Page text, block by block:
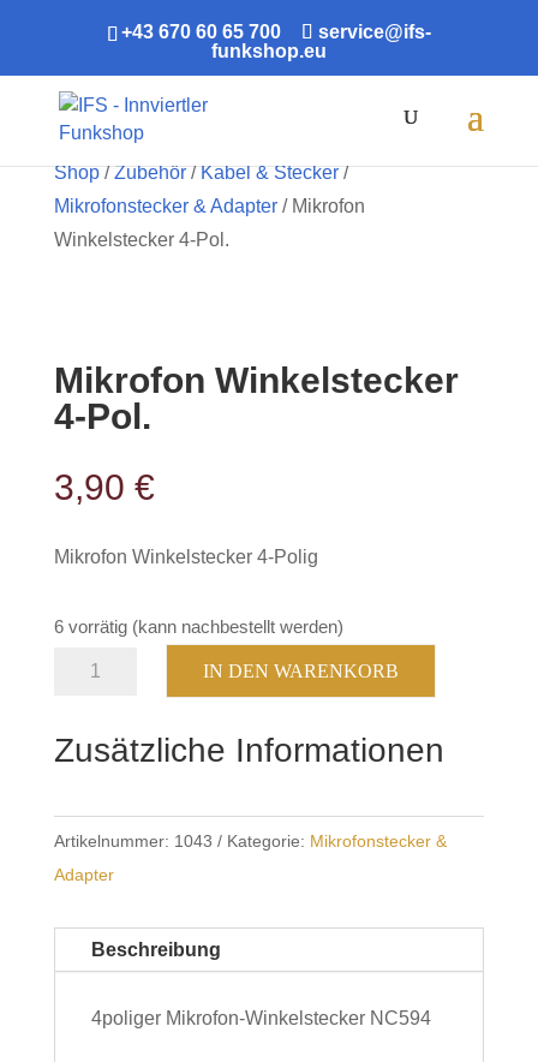
+43 670 60 65 700
service@ifs-
funkshop.eu
Shop/Zubehör/Kabel & Stecker/
Mikrofonstecker & Adapter/ Mikrofon
Winkelstecker 4-Pol.
Mikrofon Winkelstecker
4-Pol.
3,90 €
Mikrofon Winkelstecker 4-Polig
6 vorrätig (kann nachbestellt werden)
Mikrofon
Winkelstecker
Pol.
IN DEN WARENKORB
Zusätzliche Informationen
Artikelnummer: 1043 Kategorie: Mikrofonstecker &
Adapter
Beschreibung
4poliger Mikrofon-Winkelstecker NC594